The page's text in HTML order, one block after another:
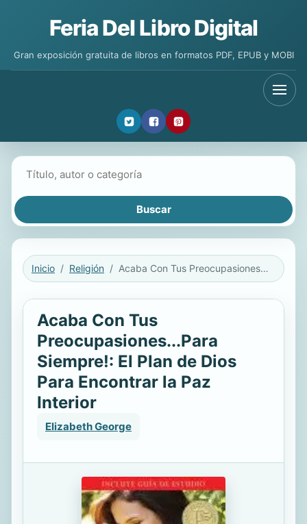
Feria Del Libro Digital
Gran exposición gratuita de libros en formatos PDF, EPUB y MOBI
Inicio Religión Acaba Con Tus Preocupasiones...Para Siempre!: El Plan de Dios Para Encontrar la Paz Interior
Acaba Con Tus
Preocupasiones...Para
Siempre!: El Plan de Dios
Para Encontrar la Paz
Interior
Elizabeth George